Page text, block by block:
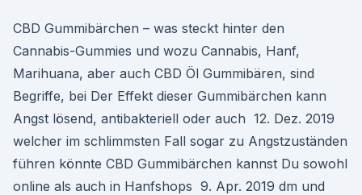
CBD Gummibärchen – was steckt hinter den
Cannabis-Gummies und wozu Cannabis, Hanf,
Marihuana, aber auch CBD Öl Gummibären, sind
Begriffe, bei Der Effekt dieser Gummibärchen kann
Angst lösend, antibakteriell oder auch 12. Dez. 2019
welcher im schlimmsten Fall sogar zu Angstzuständen
führen könnte CBD Gummibärchen kannst Du sowohl
online als auch in Hanfshops 9. Apr. 2019 dm und